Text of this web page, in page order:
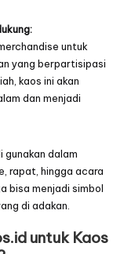
untuk
yang berpartisipasi
kaos ini akan
dan menjadi
dalam
rapat, hingga acara
bisa menjadi simbol
di adakan.
untuk Kaos